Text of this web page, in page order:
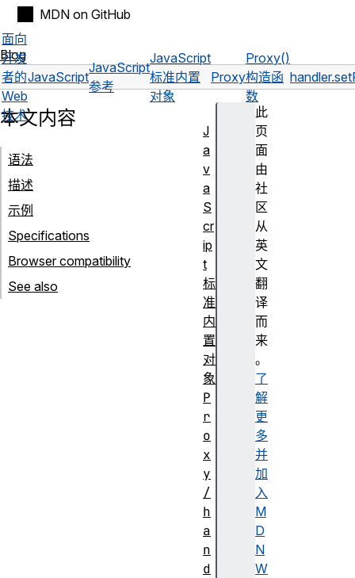
MDN on GitHub
Blog
面向
开发
者的
Web
技术
JavaScript
JavaScript
参考
JavaScript
标准内置
对象
Proxy
Proxy()
构造函
数
此
页
面
由
社
区
从
英
文
翻
译
而
来
。
了
解
更
多
并
加
入
M
D
N
W
本文内容
语法
描述
示例
Specifications
Browser compatibility
See also
J
a
v
a
S
cr
ip
t
标
准
内
置
对
象
P
r
o
x
y
/
h
a
n
d